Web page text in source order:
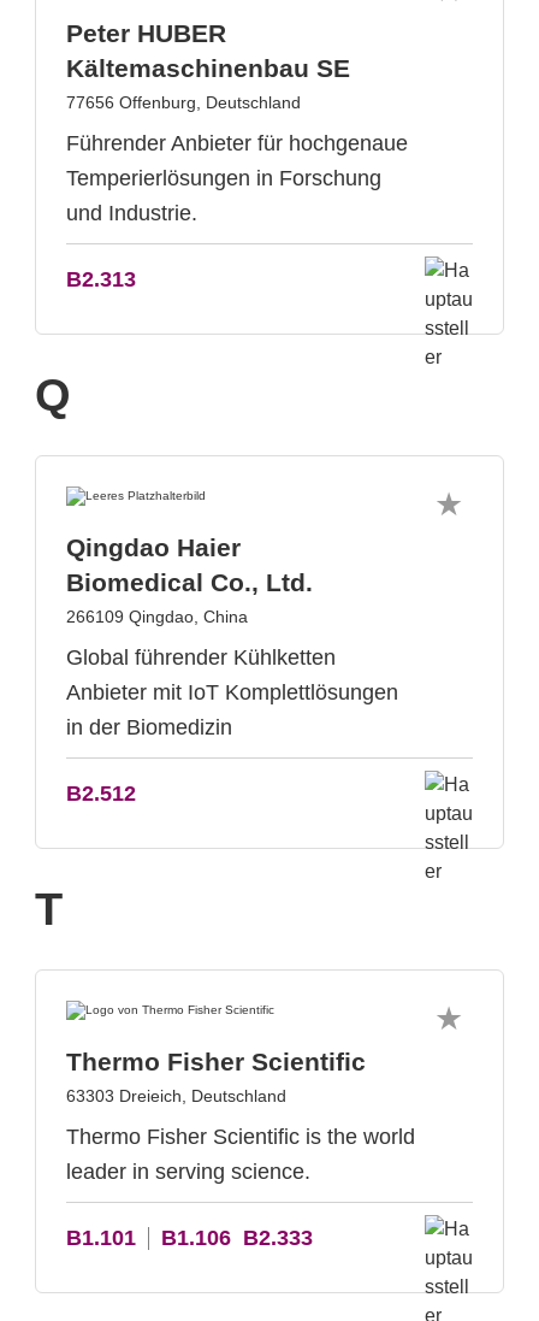
Peter HUBER
Kältemaschinenbau SE
77656 Offenburg, Deutschland
Führender Anbieter für hochgenaue
Temperierlösungen in Forschung
und Industrie.
B2.313
Q
Qingdao Haier
Biomedical Co., Ltd.
266109 Qingdao, China
Global führender Kühlketten
Anbieter mit IoT Komplettlösungen
in der Biomedizin
B2.512
T
Thermo Fisher Scientific
63303 Dreieich, Deutschland
Thermo Fisher Scientific is the world
leader in serving science.
B1.101 B1.106 B2.333